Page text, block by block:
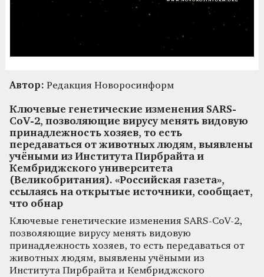
Автор: Редакция Новоросинформ
Ключевые генетические изменения SARS-
CoV-2, позволяющие вирусу менять видовую
принадлежность хозяев, то есть
передаваться от животных людям, выявлены
учёными из Института Пирбрайта и
Кембриджского университета
(Великобритания). «Российская газета»,
ссылаясь на открытые источники, сообщает,
что обнар
Ключевые генетические изменения SARS-CoV-2,
позволяющие вирусу менять видовую
принадлежность хозяев, то есть передаваться от
животных людям, выявлены учёными из
Института Пирбрайта и Кембриджского